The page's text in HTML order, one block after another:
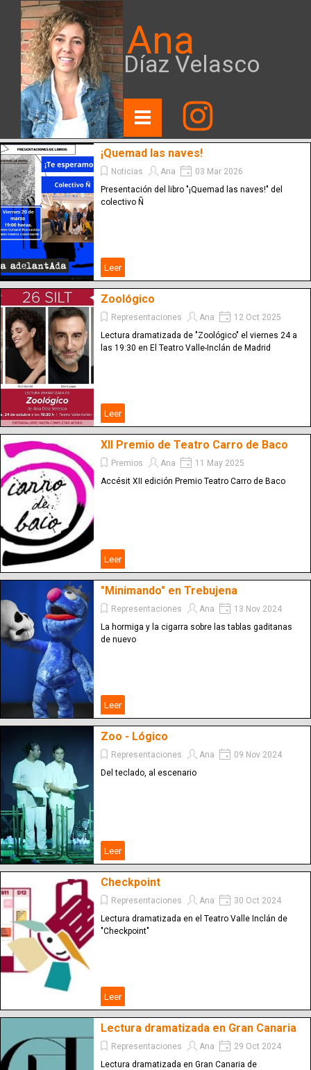
Ana
Díaz Velasco
¡Quemad las naves!
Noticias Ana
03 Mar 2026
Presentación del libro "¡Quemad las naves!" del
colectivo Ñ
Leer
Zoológico
Representaciones Ana
12 Oct 2025
Lectura dramatizada de "Zoológico" el viernes 24 a
las 19:30 en El Teatro Valle-Inclán de Madrid
Leer
XII Premio de Teatro Carro de Baco
Premios Ana
11 May 2025
Accésit XII edición Premio Teatro Carro de Baco
Leer
"Minimando" en Trebujena
Representaciones Ana
13 Nov 2024
La hormiga y la cigarra sobre las tablas gaditanas
de nuevo
Leer
Zoo - Lógico
Representaciones Ana
09 Nov 2024
Del teclado, al escenario
Leer
Checkpoint
Representaciones Ana
30 Oct 2024
Lectura dramatizada en el Teatro Valle Inclán de
"Checkpoint"
Leer
Lectura dramatizada en Gran Canaria
Representaciones Ana
29 Oct 2024
Lectura dramatizada en Gran Canaria de